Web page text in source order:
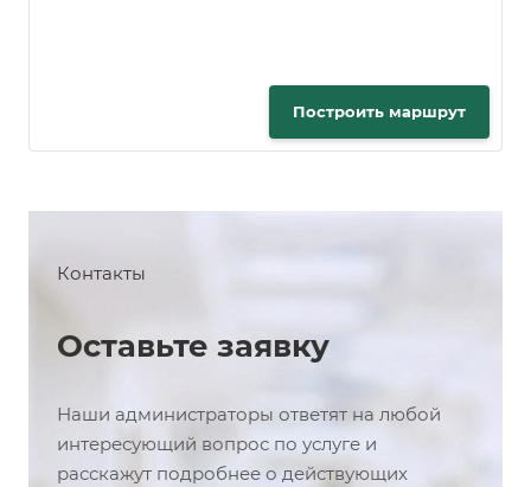
Построить маршрут
Контакты
Оставьте заявку
Наши администраторы ответят на любой
интересующий вопрос по услуге и
расскажут подробнее о действующих